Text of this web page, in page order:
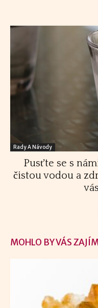
Rady A Návody
Pusťte se s
čistou vodou a
MOHLO BY VÁS